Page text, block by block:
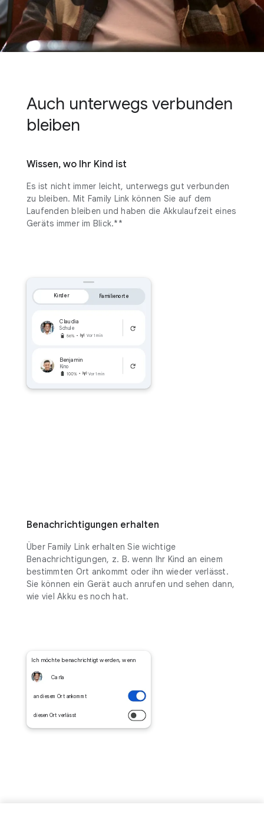
Auch unterwegs verbunden
bleiben
Wissen, wo Ihr Kind ist
Es ist nicht immer leicht, unterwegs gut verbunden
zu bleiben. Mit Family Link können Sie auf dem
Laufenden bleiben und haben die Akkulaufzeit eines
Geräts immer im Blick.**
Kinder Familienorte
Claudia
Schule
Benjamin
Kino
Vor 1 min
Vor 1 min
Benachrichtigungen erhalten
Über Family Link erhalten Sie wichtige
Benachrichtigungen, z. B. wenn Ihr Kind an einem
bestimmten Ort ankommt oder ihn wieder verlässt.
Sie können ein Gerät auch anrufen und sehen dann,
wie viel Akku es noch hat.
Ich möchte benachrichtigt werden, wenn
Carla
an diesem Ort ankommt
diesen Ort verlässt